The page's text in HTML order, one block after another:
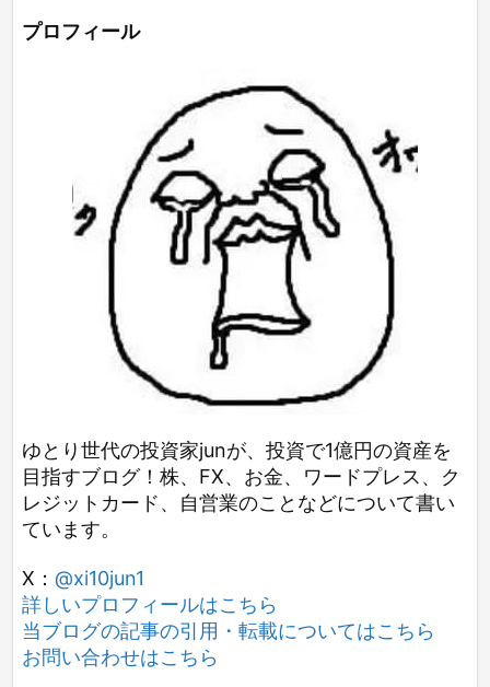
プロフィール
ゆとり世代の投資家junが、投資で1億円の資産を
目指すブログ！株、FX、お金、ワードプレス、ク
レジットカード、自営業のことなどについて書い
ています。
X： @xi10jun1
詳しいプロフィールはこちら
当ブログの記事の引用・転載についてはこちら
お問い合わせはこちら